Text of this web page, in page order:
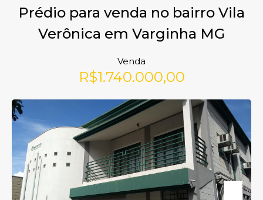
Prédio para venda no bairro Vila
Verônica em Varginha MG
Venda
R$1.740.000,00